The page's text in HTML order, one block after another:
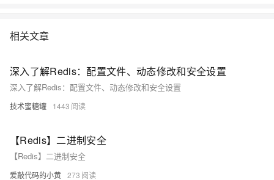
相关文章
深入了解Redis：配置文件、动态修改和安全设置
深入了解Redis：配置文件、动态修改和安全设置
技术蜜糖罐 1443
【Redis】二进制安全
【Redis】二进制安全
爱敲代码的小黄 273